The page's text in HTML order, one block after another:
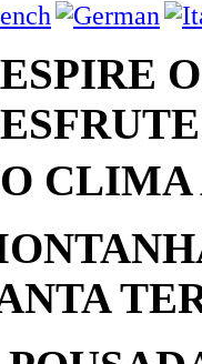
CLIMA